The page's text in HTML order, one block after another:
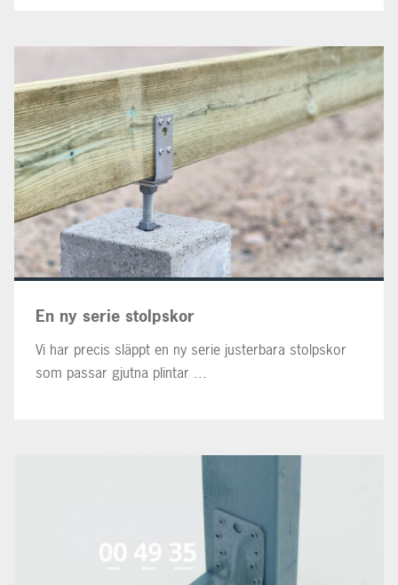
En ny serie stolpskor
Vi har precis släppt en ny serie justerbara stolpskor
som passar gjutna plintar ...